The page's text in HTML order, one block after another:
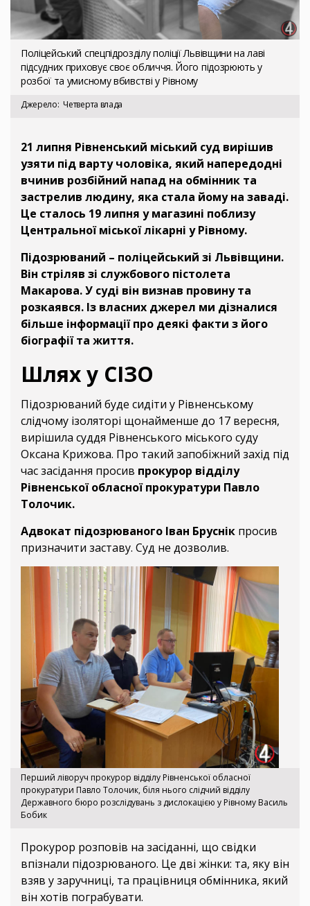
Поліцейський спецпідрозділу поліції Львівщини на лаві
підсудних приховує своє обличчя. Його підозрюють у
розбої та умисному вбивстві у Рівному
Джерело Четверта влада
21 липня Рівненський міський суд вирішив
узяти під варту чоловіка, який напередодні
вчинив розбійний напад на обмінник та
застрелив людину, яка стала йому на заваді.
Це сталось 19 липня у магазині поблизу
Центральної міської лікарні у Рівному.
Підозрюваний – поліцейський зі Львівщини.
Він стріляв зі службового пістолета
Макарова. У суді він визнав провину та
розкаявся. Із власних джерел ми дізналися
більше інформації про деякі факти з його
біографії та життя.
Шлях у СІЗО
Підозрюваний буде сидіти у Рівненському
слідчому ізоляторі щонайменше до 17 вересня,
вирішила суддя Рівненського міського суду
Оксана Крижова. Про такий запобіжний захід під
час засідання просив прокурор відділу
Рівненської обласної прокуратури Павло
Толочик.
Адвокат підозрюваного Іван Бруснік просив
призначити заставу. Суд не дозволив.
Перший ліворуч прокурор відділу Рівненської обласної
прокуратури Павло Толочик, біля нього слідчий відділу
Державного бюро розслідувань з дислокацією у Рівному Василь
Бобик
Прокурор розповів на засіданні, що свідки
впізнали підозрюваного. Це дві жінки: та, яку він
взяв у заручниці, та працівниця обмінника, який
він хотів пограбувати.